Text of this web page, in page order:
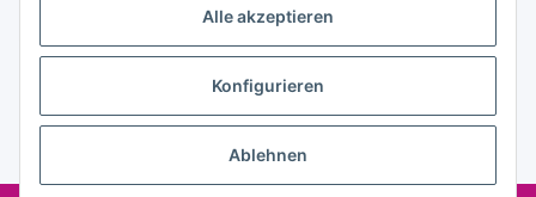
Alle akzeptieren
Konfigurieren
Ablehnen
Vertrag widerrufen
* Alle Preise inkl. gesetzlicher USt., zzgl.Versand